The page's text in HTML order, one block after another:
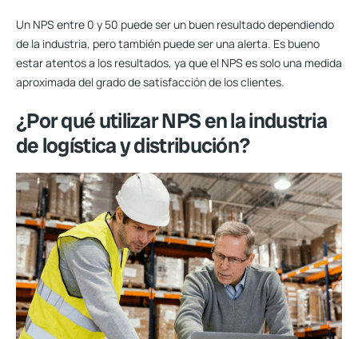
Un NPS entre 0 y 50 puede ser un buen resultado dependiendo
de la industria, pero también puede ser una alerta. Es bueno
estar atentos a los resultados, ya que el NPS es solo una medida
aproximada del grado de satisfacción de los clientes.
¿Por qué utilizar NPS en la industria
de logística y distribución?